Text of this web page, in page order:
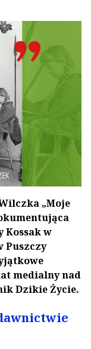
„Moje
Kossak w
Puszczy
medialny nad
Dzikie Życie.